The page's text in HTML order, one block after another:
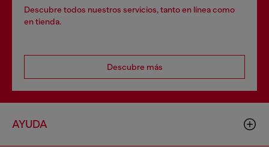
Descubre todos nuestros servicios, tanto en línea como
en tienda.
Descubre más
AYUDA